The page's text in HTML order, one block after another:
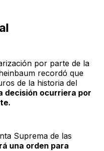
por parte de la
recordó que
de la historia del
decisión ocurriera por
Suprema de las
una orden para